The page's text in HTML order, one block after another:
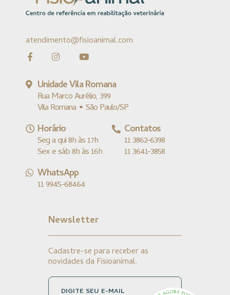
atendimento@fisioanimal.com
Unidade Vila Romana
Rua Marco Aurélio, 399
Vila Romana • São Paulo/SP
Horário
Seg a qui 8h às 17h
Sex e sáb 8h às 16h
Contatos
11 3862-6398
11 3641-3858
WhatsApp
11 9945-68464
Newsletter
Cadastre-se para receber as
novidades da Fisioanimal.
DIGITE SEU E-MAIL